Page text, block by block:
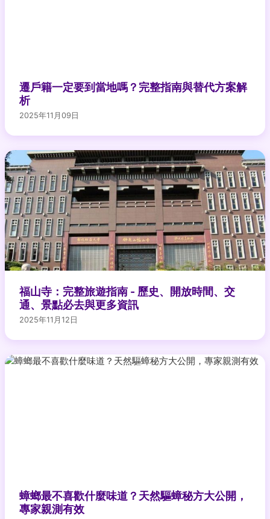
遷戶籍一定要到當地嗎？完整指南與替代方案解
析
2025年11月09日
福山寺：完整旅遊指南 - 歷史、開放時間、交
通、景點必去與更多資訊
2025年11月12日
蟑螂最不喜歡什麼味道？天然驅蟑秘方大公開，
專家親測有效